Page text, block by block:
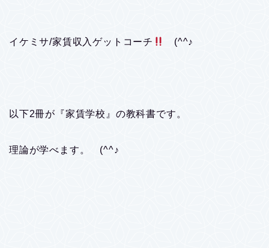
イケミサ/家賃収入ゲットコーチ (^^♪
以下2冊が『家賃学校』の教科書です。
理論が学べます。 (^^♪